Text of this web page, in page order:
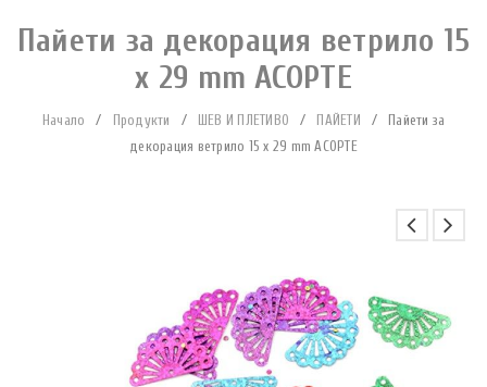
Пайети за декорация ветрило 15
x 29 mm АСОРТЕ
Начало / Продукти / ШЕВ И ПЛЕТИВО / ПАЙЕТИ /
Пайети за
декорация ветрило 15 x 29 mm АСОРТЕ